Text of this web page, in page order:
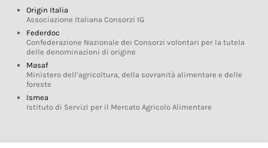
Origin Italia
Associazione Italiana Consorzi IG
Federdoc
Confederazione Nazionale dei Consorzi volontari per la tutela
delle denominazioni di origine
Masaf
Ministero dell’agricoltura, della sovranità alimentare e delle
foreste
Ismea
Istituto di Servizi per il Mercato Agricolo Alimentare